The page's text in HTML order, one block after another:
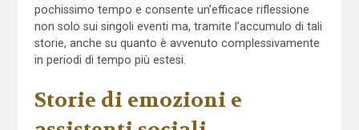
pochissimo tempo e consente un’efficace riflessione
non solo sui singoli eventi ma, tramite l’accumulo di tali
storie, anche su quanto è avvenuto complessivamente
in periodi di tempo più estesi.
Storie di emozioni e